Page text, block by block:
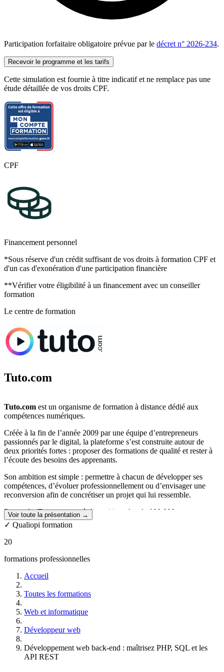
Apprenez à créer des services web permettant la communication
Principes des API REST
Documentation avec Swagger
Sécurisation des échanges
Développement d'une API complète
Projet professionnel
Développement d'une application web complète
Mise en place d'une API REST documentée
Gestion de données utilisateurs
Présentation du projet final
Passage de la certification
Participation forfaitaire obligatoire prévue par le décret n° 2026-234.
Recevoir le programme et les tarifs
Cette simulation est fournie à titre indicatif et ne remplace pas une
étude détaillée de vos droits CPF.
CPF
Financement personnel
*Sous réserve d'un crédit suffisant de vos droits à formation CPF et
d'un cas d'exonération d'une participation financière
**Vérifier votre éligibilité à un financement avec un conseiller
formation
Le centre de formation
Tuto.com
Tuto.com est un organisme de formation à distance dédié aux
compétences numériques.
Créée à la fin de l’année 2009 par une équipe d’entrepreneurs
passionnés par le digital, la plateforme s’est construite autour de
deux priorités fortes : proposer des formations de qualité et rester à
l’écoute des besoins des apprenants.
Son ambition est simple : permettre à chacun de développer ses
compétences, d’évoluer professionnellement ou d’envisager une
reconversion afin de concrétiser un projet qui lui ressemble.
Pour cela, Tuto.com met à disposition plus de
100 000 cours en
ligne, accessibles quel que soit le niveau, ainsi que des
formation mentorés.
Ces programmes complets permettent d’apprendre un métier ou une
mentor et le soutien d’une équipe dédiée tout au long du parcours.
Les formations sont ouvertes à tous, sans condition préalable et les
inscriptions sont possibles à tout moment de l’année.
Des formations flexibles et accessibles à distance
L’ensemble des formations est proposé en
possibilité d’apprendre depuis chez soi ou depuis n’importe quel
lieu, selon son propre rythme et ses disponibilités.
Un accompagnement tout au long du parcours
Voir toute la présentation →
✓ Qualiopi formation
20
formations professionnelles
Accueil
Toutes les formations
Web et informatique
Développeur web
Développement web back-end : maîtrisez PHP, SQL et les
API REST